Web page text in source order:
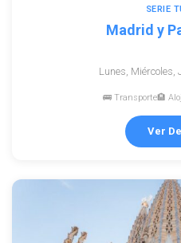
SERIE
Madrid y
Lunes, Miércoles,
🚌 Transporte🏨
Ver